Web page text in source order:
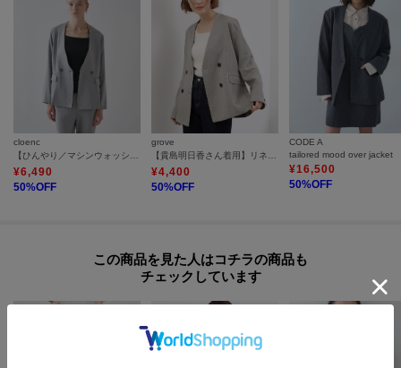
cloenc
【ひんやり／マシンウォッシュ】リネンライクノーカラージャケット セットアップ対応
¥6,490
50%OFF
grove
【貴島明日香さん着用】リネンライクカラーレスジャケット
¥4,400
50%OFF
CODE A
tailored mood over jacket
¥16,500
50%OFF
この商品を見た人はコチラの商品も
チェックしています